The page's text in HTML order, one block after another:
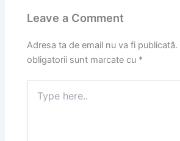
Leave a Comment
Adresa ta de email nu va fi publicată.
obligatorii sunt marcate cu *
here..